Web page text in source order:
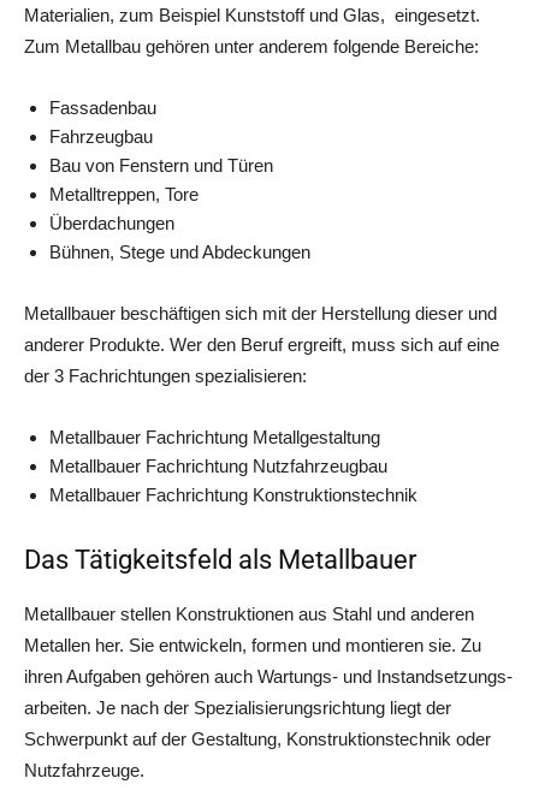
Mate­ria­li­en, zum Bei­spiel Kunst­stoff und Glas, ein­ge­setzt.
Zum Metall­bau gehö­ren unter ande­rem fol­gen­de Bereiche:
Fas­sa­den­bau
Fahr­zeug­bau
Bau von Fens­tern und Türen
Metall­trep­pen, Tore
Über­da­chun­gen
Büh­nen, Ste­ge und Abdeckungen
Metall­bau­er beschäf­ti­gen sich mit der Her­stel­lung die­ser und
ande­rer Pro­duk­te. Wer den Beruf ergreift, muss sich auf eine
der 3 Fach­rich­tun­gen spezialisieren:
Metall­bau­er Fach­rich­tung Metallgestaltung
Metall­bau­er Fach­rich­tung Nutzfahrzeugbau
Metall­bau­er Fach­rich­tung Konstruktionstechnik
Das Tätigkeitsfeld als Metallbauer
Metall­bau­er stel­len Kon­struk­tio­nen aus Stahl und ande­ren
Metal­len her. Sie ent­wi­ckeln, for­men und mon­tie­ren sie. Zu
ihren Auf­ga­ben gehö­ren auch War­tungs- und Instand­set­zungs­
ar­bei­ten. Je nach der Spe­zia­li­sie­rungs­rich­tung liegt der
Schwer­punkt auf der Gestal­tung, Kon­struk­ti­ons­tech­nik oder
Nutzfahrzeuge.